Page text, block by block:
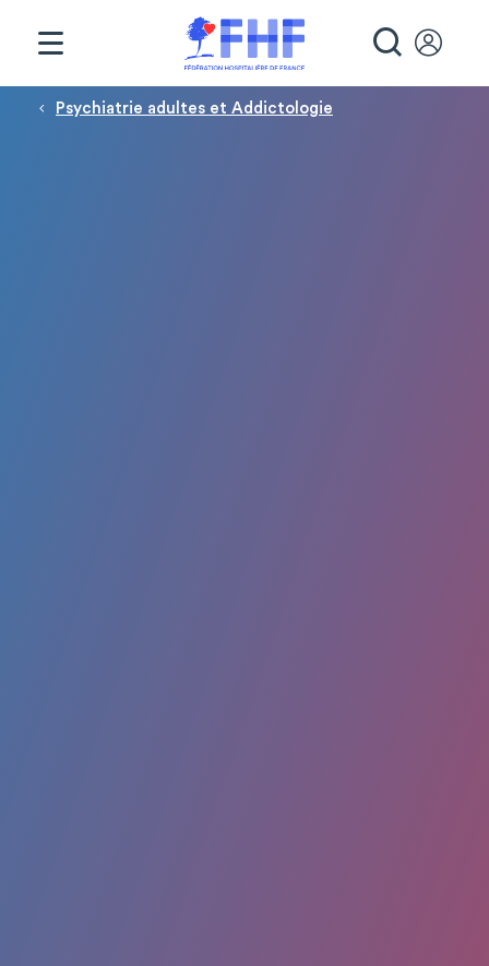
Fil d'Ariane
Psychiatrie adultes et Addictologie
Panneau de gestion des cookies